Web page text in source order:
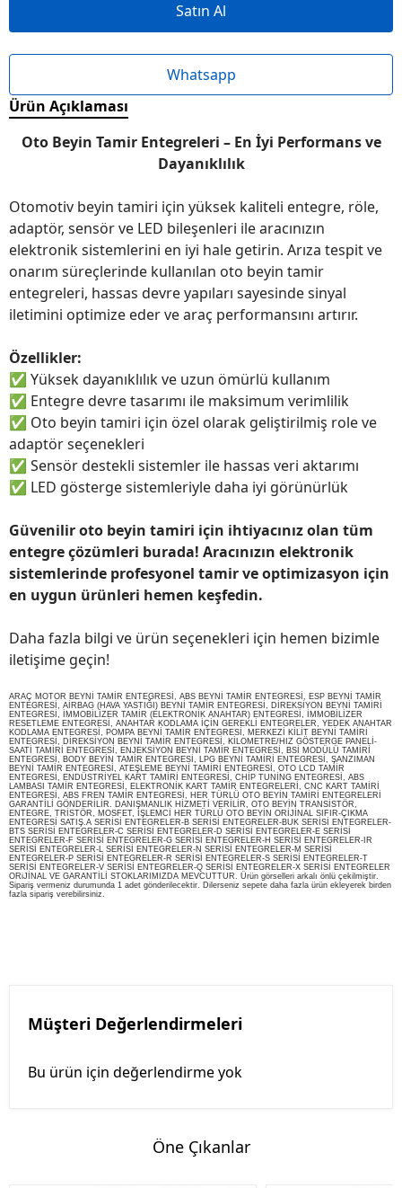
Satın Al
Whatsapp
Ürün Açıklaması
Oto Beyin Tamir Entegreleri – En İyi Performans ve
Dayanıklılık
Otomotiv beyin tamiri için yüksek kaliteli entegre, röle,
adaptör, sensör ve LED bileşenleri ile aracınızın
elektronik sistemlerini en iyi hale getirin. Arıza tespit ve
onarım süreçlerinde kullanılan oto beyin tamir
entegreleri, hassas devre yapıları sayesinde sinyal
iletimini optimize eder ve araç performansını artırır.
Özellikler:
✅ Yüksek dayanıklılık ve uzun ömürlü kullanım
✅ Entegre devre tasarımı ile maksimum verimlilik
✅ Oto beyin tamiri için özel olarak geliştirilmiş role ve
adaptör seçenekleri
✅ Sensör destekli sistemler ile hassas veri aktarımı
✅ LED gösterge sistemleriyle daha iyi görünürlük
Güvenilir oto beyin tamiri için ihtiyacınız olan tüm
entegre çözümleri burada! Aracınızın elektronik
sistemlerinde profesyonel tamir ve optimizasyon için
en uygun ürünleri hemen keşfedin.
Daha fazla bilgi ve ürün seçenekleri için hemen bizimle
iletişime geçin!
ARAÇ MOTOR BEYNİ TAMİR ENTEGRESİ, ABS BEYNİ TAMİR ENTEGRESİ, ESP BEYNİ TAMİR
ENTEGRESİ, AİRBAG (HAVA YASTIĞI) BEYNİ TAMİR ENTEGRESİ, DİREKSİYON BEYNİ TAMİRİ
ENTEGRESİ, İMMOBİLİZER TAMİR (ELEKTRONİK ANAHTAR) ENTEGRESİ, İMMOBİLİZER
RESETLEME ENTEGRESİ, ANAHTAR KODLAMA İÇİN GEREKLİ ENTEGRELER, YEDEK ANAHTAR
KODLAMA ENTEGRESİ, POMPA BEYNİ TAMİR ENTEGRESİ, MERKEZİ KİLİT BEYNİ TAMİRİ
ENTEGRESİ, DİREKSİYON BEYNİ TAMİR ENTEGRESİ, KİLOMETRE/HIZ GÖSTERGE PANELİ-
SAATİ TAMİRİ ENTEGRESİ, ENJEKSİYON BEYNİ TAMİR ENTEGRESİ, BSİ MODÜLÜ TAMİRİ
ENTEGRESİ, BODY BEYİN TAMİR ENTEGRESİ, LPG BEYNİ TAMİRİ ENTEGRESİ, ŞANZIMAN
BEYNİ TAMİR ENTEGRESİ, ATEŞLEME BEYNİ TAMİRİ ENTEGRESİ, OTO LCD TAMİR
ENTEGRESİ, ENDÜSTRİYEL KART TAMİRİ ENTEGRESİ, CHİP TUNİNG ENTEGRESİ, ABS
LAMBASI TAMİR ENTEGRESİ, ELEKTRONİK KART TAMİR ENTEGRELERİ, CNC KART TAMİRİ
ENTEGRESİ, ABS FREN TAMİR ENTEGRESİ, HER TÜRLÜ OTO BEYİN TAMİRİ ENTEGRELERİ
GARANTİLİ GÖNDERİLİR. DANIŞMANLIK HİZMETİ VERİLİR, OTO BEYİN TRANSİSTÖR,
ENTEGRE, TRİSTÖR, MOSFET, İŞLEMCİ HER TÜRLÜ OTO BEYİN ORİJİNAL SIFIR-ÇIKMA
ENTEGRESİ SATIŞ.A SERİSİ ENTEGRELER-B SERİSİ ENTEGRELER-BUK SERİSİ ENTEGRELER-
BTS SERİSİ ENTEGRELER-C SERİSİ ENTEGRELER-D SERİSİ ENTEGRELER-E SERİSİ
ENTEGRELER-F SERİSİ ENTEGRELER-G SERİSİ ENTEGRELER-H SERİSİ ENTEGRELER-IR
SERİSİ ENTEGRELER-L SERİSİ ENTEGRELER-N SERİSİ ENTEGRELER-M SERİSİ
ENTEGRELER-P SERİSİ ENTEGRELER-R SERİSİ ENTEGRELER-S SERİSİ ENTEGRELER-T
SERİSİ ENTEGRELER-V SERİSİ ENTEGRELER-Q SERİSİ ENTEGRELER-X SERİSİ ENTEGRELER
ORiJİNAL VE GARANTİLİ STOKLARIMIZDA MEVCUTTUR. Ürün görselleri arkalı önlü çekilmiştir.
Sipariş vermeniz durumunda 1 adet gönderilecektir. Dilerseniz sepete daha fazla ürün ekleyerek birden
fazla sipariş verebilirsiniz.
Müşteri Değerlendirmeleri
Bu ürün için değerlendirme yok
Öne Çıkanlar